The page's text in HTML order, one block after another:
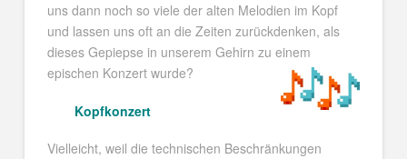
uns dann noch so viele der alten Melodien im Kopf
und lassen uns oft an die Zeiten zurückdenken, als
dieses Gepiepse in unserem Gehirn zu einem
epischen Konzert wurde?
Kopfkonzert
Vielleicht, weil die technischen Beschränkungen